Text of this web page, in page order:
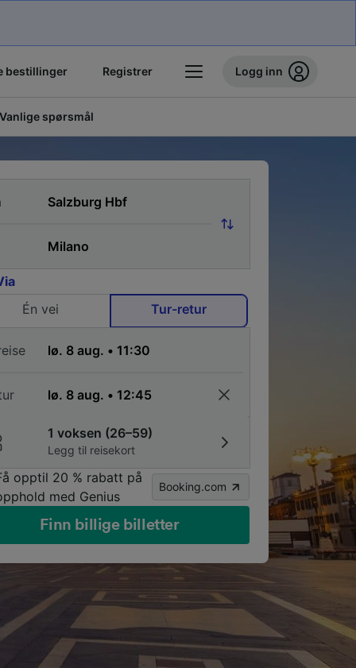
bestillinger Registrer Logg inn
Vanlige spørsmål
Én vei
Tur-retur
1 voksen (26–59)
Legg til reisekort
opptil 20 % rabatt på
med Genius
Booking.com
Finn billige billetter